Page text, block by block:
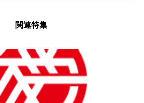
関連特集